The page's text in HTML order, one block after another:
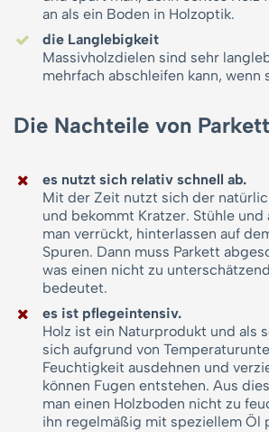
an als ein Boden in Holzoptik.
die Langlebigkeit
Massivholzdielen sind sehr
mehrfach abschleifen kann, wenn
Die Nachteile von
es nutzt sich relativ schnell ab.
Mit der Zeit nutzt sich der
und bekommt Kratzer. Stühle
man verrückt, hinterlassen auf
Spuren. Dann muss Parkett
was einen nicht zu
bedeutet.
es ist pflegeintensiv.
Holz ist ein Naturprodukt und als
sich aufgrund von
Feuchtigkeit ausdehnen und
können Fugen entstehen. Aus
man einen Holzboden nicht zu
ihn regelmäßig mit speziellem Öl